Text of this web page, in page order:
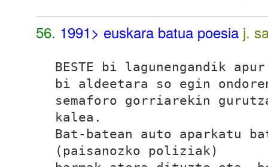
56. 1991> euskara batua poesia j.
BESTE bi lagunengandik
bi aldeetara so egin
semaforo gorriarekin
kalea.
Bat-batean auto aparkatu
(paisanozko poliziak)